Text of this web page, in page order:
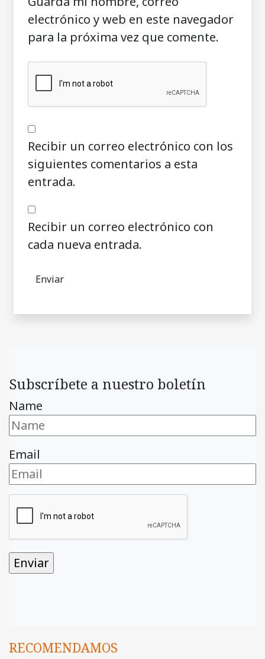
electrónico y web en este navegador
para la próxima vez que comente.
Recibir un correo electrónico con los
siguientes comentarios a esta
entrada.
Recibir un correo electrónico con
cada nueva entrada.
Subscríbete a nuestro boletín
Name
Email
RECOMENDAMOS